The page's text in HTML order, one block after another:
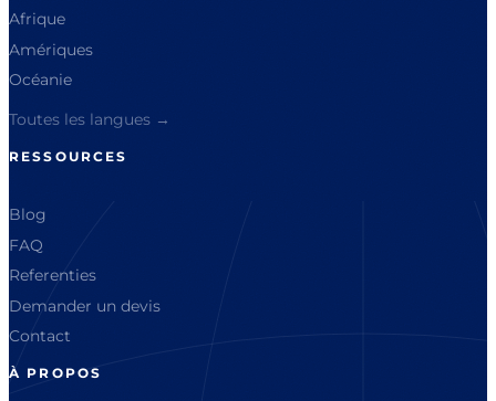
Afrique
Amériques
Océanie
Toutes les langues →
RESSOURCES
Blog
FAQ
Referenties
Demander un devis
Contact
À PROPOS